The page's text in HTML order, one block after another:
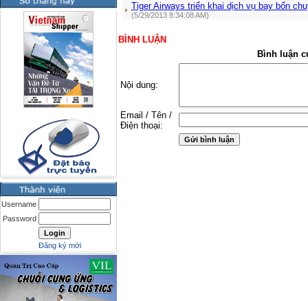
Username
Password
Đăng ký mới
Tiger Airways triển khai dịch vụ bay bốn
(5/29/2013 8:34:08 AM)
BÌNH LUẬN
Bình luận
Nội dung:
Email / Tên /
Điện thoại: